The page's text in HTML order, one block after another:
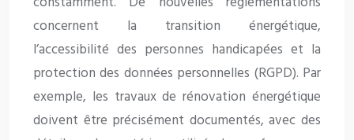
concernent la transition énergétique,
l’accessibilité des personnes handicapées et la
protection des données personnelles (RGPD). Par
exemple, les travaux de rénovation énergétique
doivent être précisément documentés, avec des